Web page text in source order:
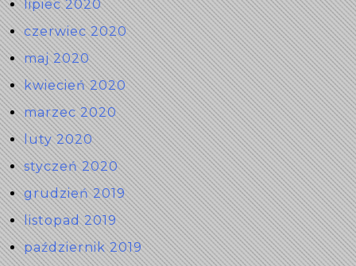
lipiec 2020
czerwiec 2020
maj 2020
kwiecień 2020
marzec 2020
luty 2020
styczeń 2020
grudzień 2019
listopad 2019
październik 2019